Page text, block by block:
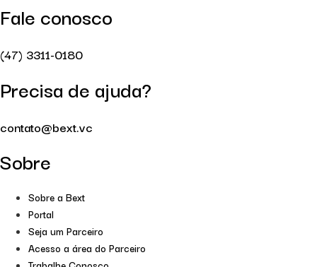
Fale conosco
(47) 3311-0180
Precisa de ajuda?
contato@bext.vc
Sobre
Sobre a Bext
Portal
Seja um Parceiro
Acesso a área do Parceiro